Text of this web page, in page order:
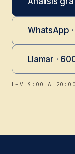
WhatsApp
Llamar ·
L–V 9:00 A